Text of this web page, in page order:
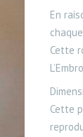
En
Cette
Cette